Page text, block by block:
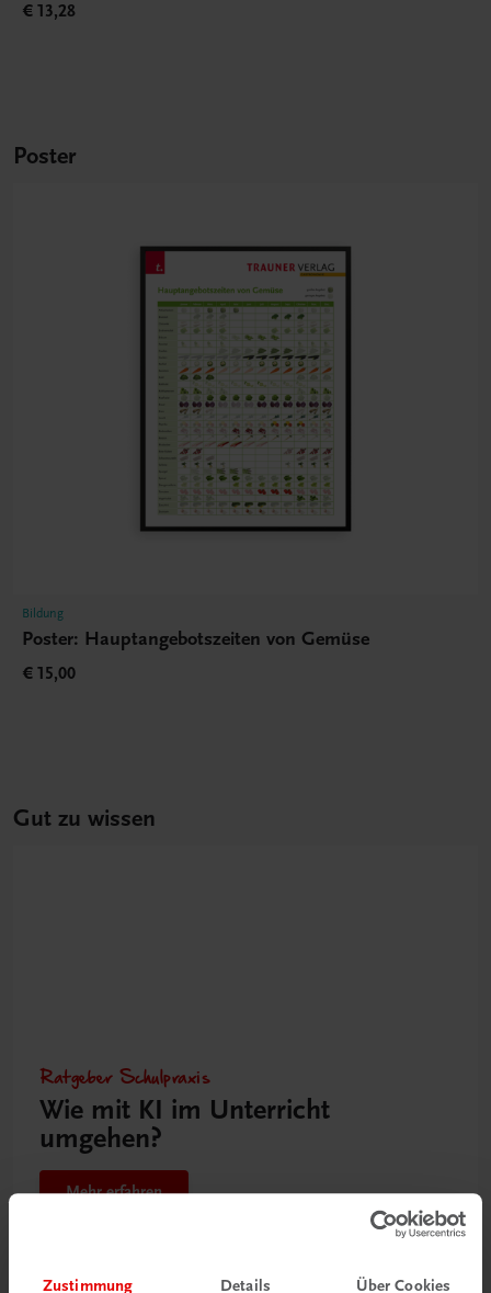
Zustimmung Details Über Cookies
€ 13,28
Poster
Bildung
Poster: Hauptangebotszeiten von Gemüse
€ 15,00
Gut zu wissen
Ratgeber Schulpraxis
Wie mit KI im Unterricht
umgehen?
Mehr erfahren